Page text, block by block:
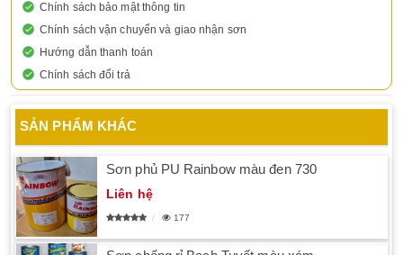
Chính sách bảo mật thông tin
Chính sách vận chuyển và giao nhận sơn
Hướng dẫn thanh toán
Chính sách đổi trả
SẢN PHẨM KHÁC
Sơn phủ PU Rainbow màu đen 730
Liên hệ
177